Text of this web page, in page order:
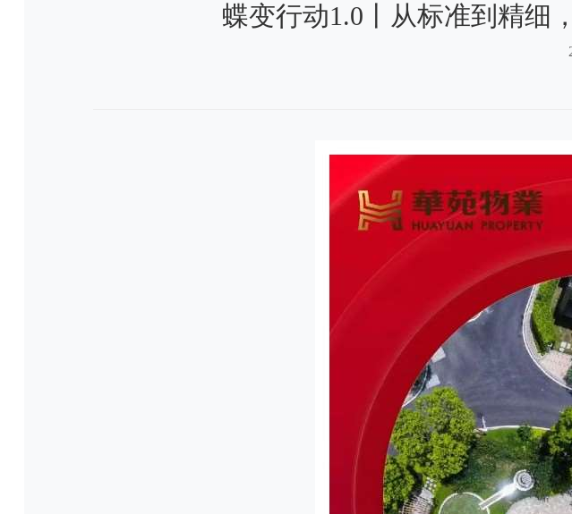
蝶变行动1.0丨从标准到精细